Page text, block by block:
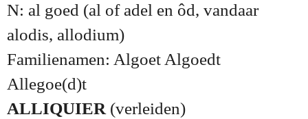
N: al goed (al of adel en ôd, vandaar
alodis, allodium)
Familienamen: Algoet Algoedt
Allegoe(d)t
ALLIQUIER (verleiden)